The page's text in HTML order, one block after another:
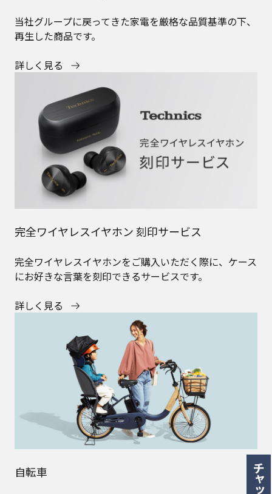
当社グループに戻ってきた家電を厳格な品質基準の下、
再生した商品です。
詳しく見る
完全ワイヤレスイヤホン 刻印サービス
完全ワイヤレスイヤホンをご購入いただく際に、ケース
にお好きな言葉を刻印できるサービスです。
詳しく見る
自転車